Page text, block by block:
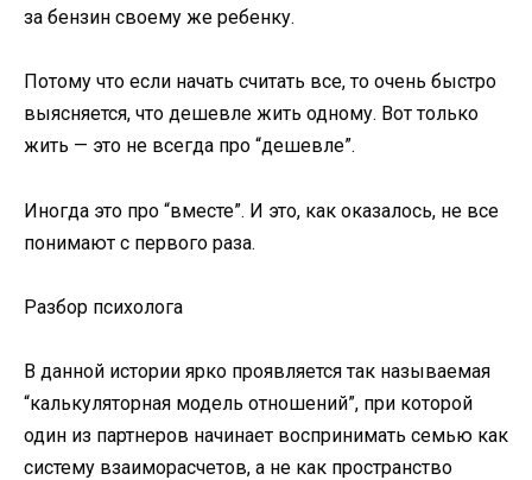
за бензин своему же ребенку.
Потому что если начать считать все, то очень быстро
выясняется, что дешевле жить одному. Вот только
жить — это не всегда про “дешевле”.
Иногда это про “вместе”. И это, как оказалось, не все
понимают с первого раза.
Разбор психолога
В данной истории ярко проявляется так называемая
“калькуляторная модель отношений”, при которой
один из партнеров начинает воспринимать семью как
систему взаиморасчетов, а не как пространство